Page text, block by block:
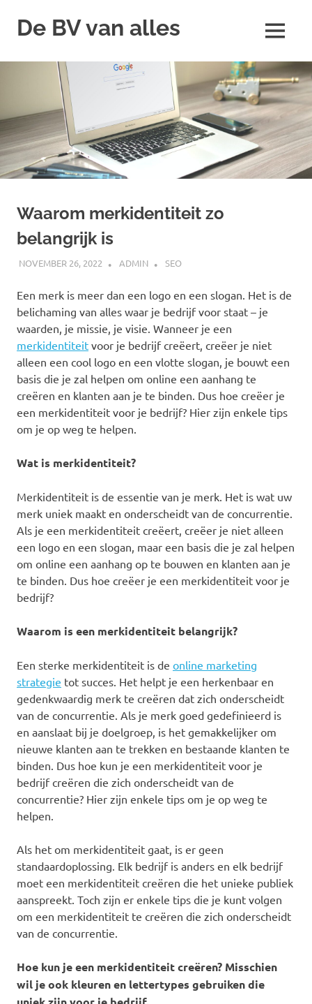
De BV van alles MENU
Waarom merkidentiteit zo
belangrijk is
NOVEMBER 26, 2022 ADMIN SEO
Een merk is meer dan een logo en een slogan. Het is de
belichaming van alles waar je bedrijf voor staat – je
waarden, je missie, je visie. Wanneer je een
merkidentiteit voor je bedrijf creëert, creëer je niet
alleen een cool logo en een vlotte slogan, je bouwt een
basis die je zal helpen om online een aanhang te
creëren en klanten aan je te binden. Dus hoe creëer je
een merkidentiteit voor je bedrijf? Hier zijn enkele tips
om je op weg te helpen.
Wat is merkidentiteit?
Merkidentiteit is de essentie van je merk. Het is wat uw
merk uniek maakt en onderscheidt van de concurrentie.
Als je een merkidentiteit creëert, creëer je niet alleen
een logo en een slogan, maar een basis die je zal helpen
om online een aanhang op te bouwen en klanten aan je
te binden. Dus hoe creëer je een merkidentiteit voor je
bedrijf?
Waarom is een merkidentiteit belangrijk?
Een sterke merkidentiteit is de online marketing
strategie tot succes. Het helpt je een herkenbaar en
gedenkwaardig merk te creëren dat zich onderscheidt
van de concurrentie. Als je merk goed gedefinieerd is
en aanslaat bij je doelgroep, is het gemakkelijker om
nieuwe klanten aan te trekken en bestaande klanten te
binden. Dus hoe kun je een merkidentiteit voor je
bedrijf creëren die zich onderscheidt van de
concurrentie? Hier zijn enkele tips om je op weg te
helpen.
Als het om merkidentiteit gaat, is er geen
standaardoplossing. Elk bedrijf is anders en elk bedrijf
moet een merkidentiteit creëren die het unieke publiek
aanspreekt. Toch zijn er enkele tips die je kunt volgen
om een merkidentiteit te creëren die zich onderscheidt
van de concurrentie.
Hoe kun je een merkidentiteit creëren? Misschien
wil je ook kleuren en lettertypes gebruiken die